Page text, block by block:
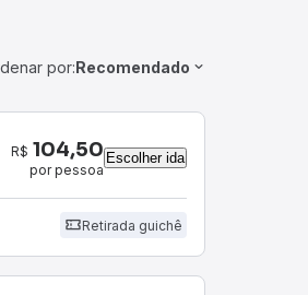
por:Recomendado
R$ 104,50
por pessoa
Escolher ida
Retirada guichê